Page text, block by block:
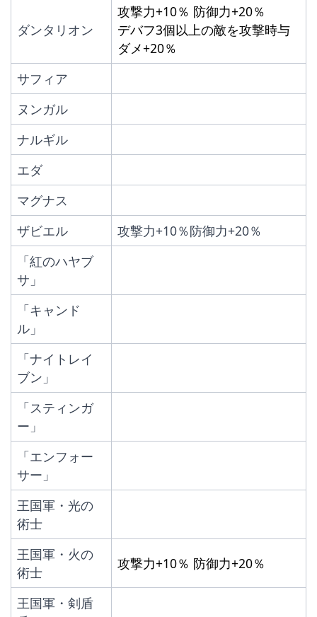
ダンタリオン
攻撃力+10％ 防御力+20％
デバフ3個以上の敵を攻撃時与
ダメ+20％
サフィア
ヌンガル
ナルギル
エダ
マグナス
ザビエル
攻撃力+10％防御力+20％
「紅のハヤブ
サ」
「キャンド
ル」
「ナイトレイ
ブン」
「スティンガ
ー」
「エンフォー
サー」
王国軍・光の
術士
王国軍・火の
術士
攻撃力+10％ 防御力+20％
王国軍・剣盾